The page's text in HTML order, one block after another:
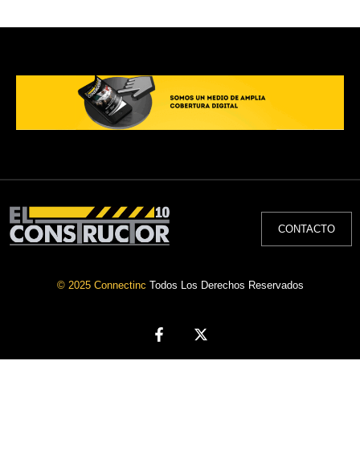
CONTACTO
© 2025 Connectinc Todos Los Derechos Reservados